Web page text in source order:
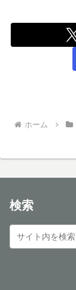
ホーム
検索